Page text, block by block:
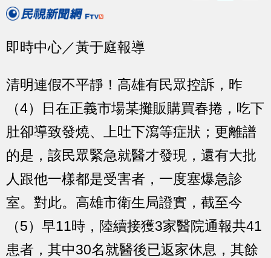
即時中心／黃于庭報導
清明連假不平靜！高雄有民眾控訴，昨
（4）日在正義市場某攤販購買春捲，吃下
肚卻導致發燒、上吐下瀉等症狀；更離譜
的是，該民眾緊急就醫才發現，還有大批
人跟他一樣都是受害者，一度塞爆急診
室。對此。高雄市衛生局證實，截至今
（5）早11時，陸續接獲3家醫院通報共41
患者，其中30名就醫後已返家休息，其餘